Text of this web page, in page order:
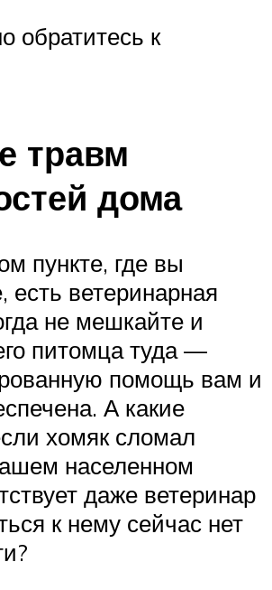
обратитесь к
травм
дома
пункте, где вы
есть ветеринарная
не мешкайте и
питомца туда —
помощь вам и
А какие
хомяк сломал
населенном
даже ветеринар
к нему сейчас нет